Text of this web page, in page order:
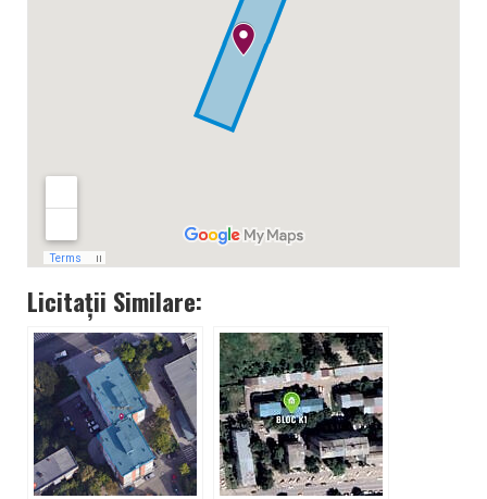
Licitații Similare: